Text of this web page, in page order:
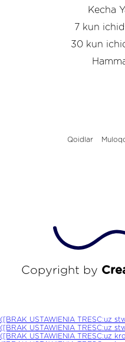
Kecha
7 kun
30 kun
Qoidlar
Copyright by
([BRAK USTAWIENIA TRESC:uz
([BRAK USTAWIENIA TRESC:uz
([BRAK USTAWIENIA TRESC:uz